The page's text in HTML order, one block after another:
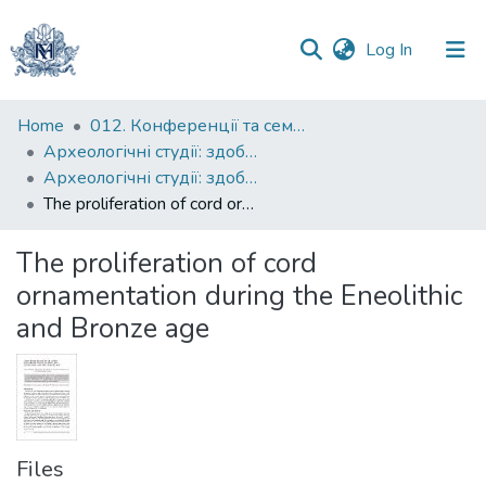
Log In (current)
Communities
&
Collections
All of DSpace
Statistics
Home
012. Конференції та семінари НаУКМА
Археологічні студії: здобутки та перспективи
Археологічні студії: здобутки та перспективи 2021
The proliferation of cord ornamentation during the Eneolithic and Bronze age
The proliferation of cord
ornamentation during the Eneolithic
and Bronze age
Files